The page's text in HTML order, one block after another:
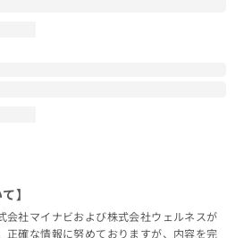
】
会社マイナビおよび株式会社ウェルネスが
正確な情報に努めておりますが、内容を完